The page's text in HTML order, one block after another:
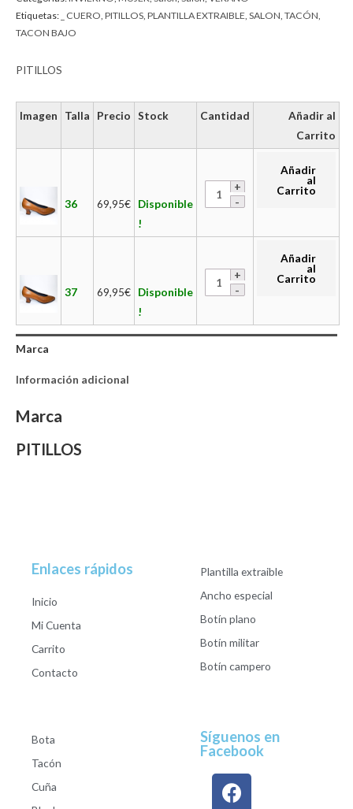
Etiquetas:
_ CUERO PITILLOS PLANTILLA EXTRAIBLE SALON TACÓN
TACON BAJO
PITILLOS
Imagen Talla Precio Stock Cantidad
Añadir al
Carrito
36 69,95€ Disponible
!
Añadir
al
Carrito
37 69,95€ Disponible
!
Añadir
al
Carrito
Marca
Información adicional
Marca
PITILLOS
Enlaces rápidos
Inicio
Mi Cuenta
Carrito
Contacto
Plantilla extraible
Ancho especial
Botín plano
Botín militar
Botín campero
Bota
Tacón
Cuña
Síguenos en
Facebook